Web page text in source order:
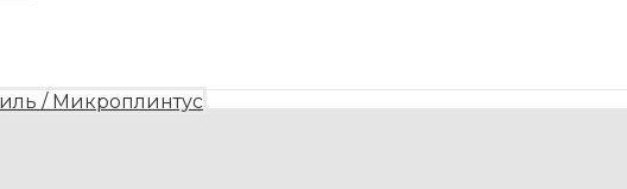
/ Микроплинтус